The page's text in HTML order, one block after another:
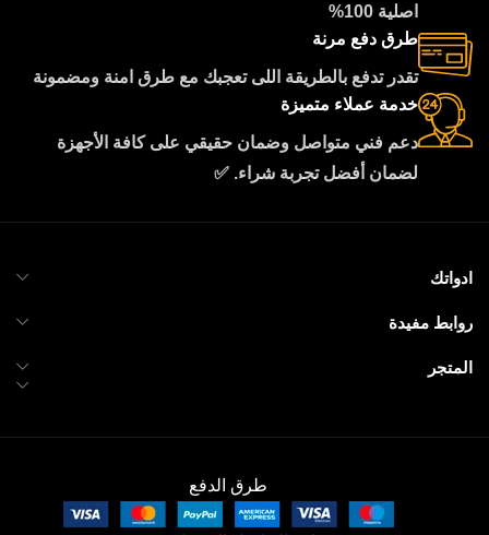
اصلية 100%
طرق دفع مرنة
تقدر تدفع بالطريقة اللى تعجبك مع طرق امنة ومضمونة
خدمة عملاء متميزة
دعم فني متواصل وضمان حقيقي على كافة الأجهزة
لضمان أفضل تجربة شراء. ✅
ادواتك
روابط مفيدة
المتجر
طرق الدفع